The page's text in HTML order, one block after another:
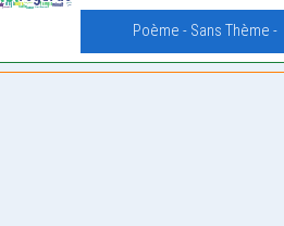
Poème - Sans Thème -